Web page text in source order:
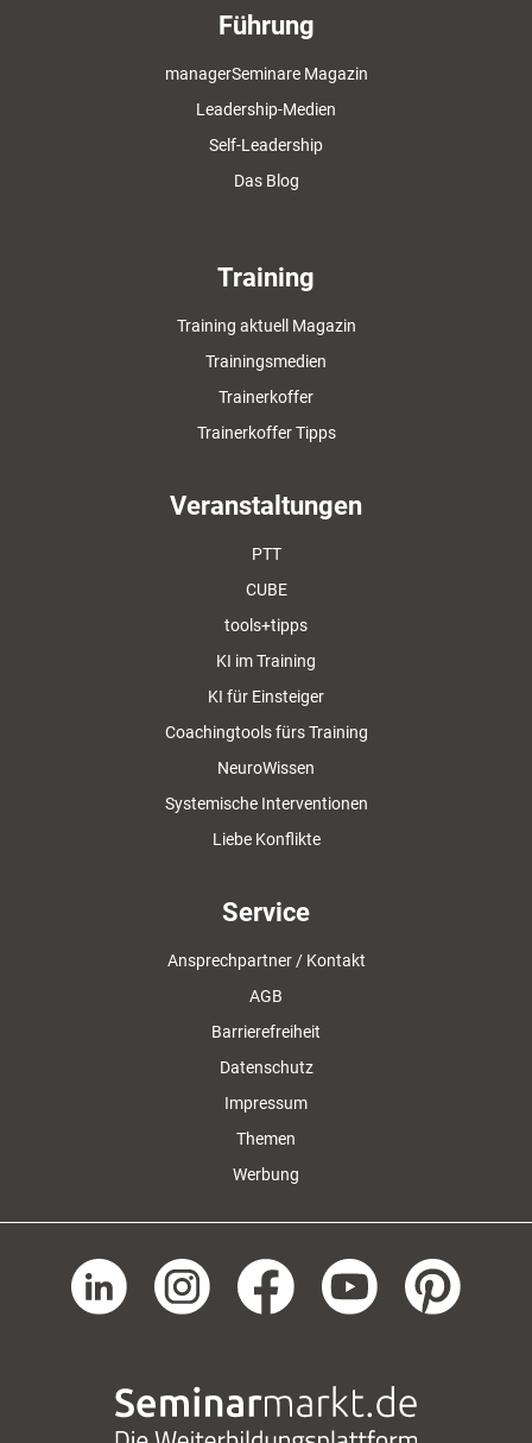
Führung
managerSeminare Magazin
Leadership-Medien
Self-Leadership
Das Blog
Training
Training aktuell Magazin
Trainingsmedien
Trainerkoffer
Trainerkoffer Tipps
Veranstaltungen
PTT
CUBE
tools+tipps
KI im Training
KI für Einsteiger
Coachingtools fürs Training
NeuroWissen
Systemische Interventionen
Liebe Konflikte
Service
Ansprechpartner / Kontakt
AGB
Barrierefreiheit
Datenschutz
Impressum
Themen
Werbung